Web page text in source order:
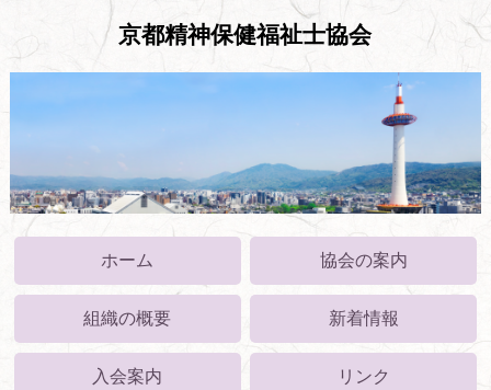
京都精神保健福祉士協会
ホーム 協会の案内
組織の概要 新着情報
入会案内 リンク